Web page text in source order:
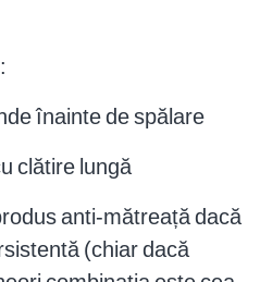
înainte de spălare
clătire lungă
anti-mătreață dacă
(chiar dacă